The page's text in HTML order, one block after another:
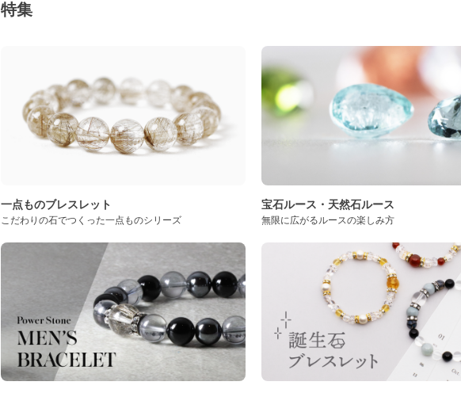
特集
一点ものブレスレット
こだわりの石でつくった一点ものシリーズ
宝石ルース・天然石ルース
無限に広がるルースの楽しみ方